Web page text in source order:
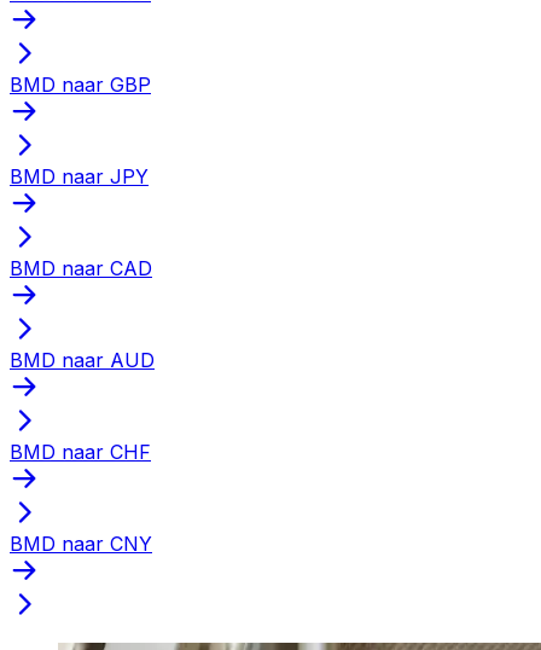
BMD naar GBP
BMD naar JPY
BMD naar CAD
BMD naar AUD
BMD naar CHF
BMD naar CNY